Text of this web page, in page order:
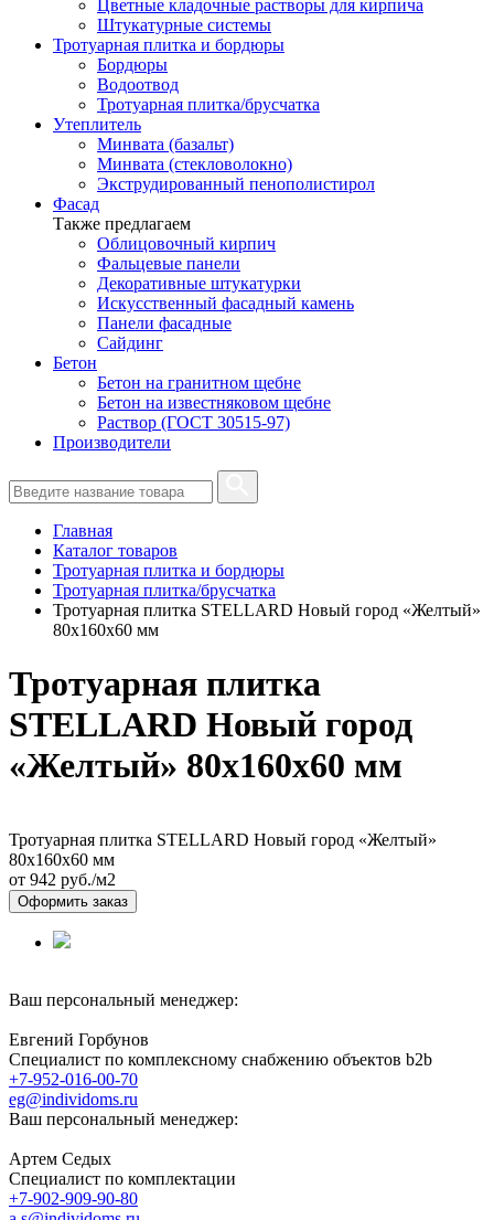
Цветные кладочные растворы для кирпича
Штукатурные системы
Тротуарная плитка и бордюры
Бордюры
Водоотвод
Тротуарная плитка/брусчатка
Утеплитель
Минвата (базальт)
Минвата (стекловолокно)
Экструдированный пенополистирол
Фасад
Также предлагаем
Облицовочный кирпич
Фальцевые панели
Декоративные штукатурки
Искусственный фасадный камень
Панели фасадные
Сайдинг
Бетон
Бетон на гранитном щебне
Бетон на известняковом щебне
Раствор (ГОСТ 30515-97)
Производители
Главная
Каталог товаров
Тротуарная плитка и бордюры
Тротуарная плитка/брусчатка
Тротуарная плитка STELLARD Новый город «Желтый»
80х160х60 мм
Тротуарная плитка
STELLARD Новый город
«Желтый» 80х160х60 мм
Тротуарная плитка STELLARD Новый город «Желтый»
80х160х60 мм
от 942 руб./м2
Оформить заказ
Ваш персональный менеджер:
Евгений Горбунов
Специалист по комплексному снабжению объектов b2b
+7-952-016-00-70
eg@individoms.ru
Ваш персональный менеджер:
Артем Седых
Специалист по комплектации
+7-902-909-90-80